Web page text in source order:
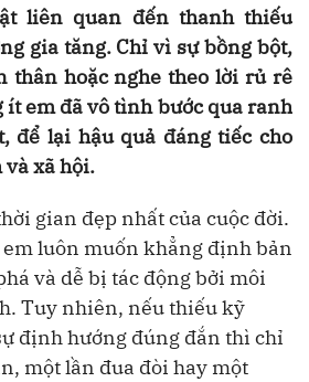
liên quan đến thanh thiếu
gia tăng. Chỉ vì sự bồng bột,
thân hoặc nghe theo lời rủ rê
ít em đã vô tình bước qua ranh
để lại hậu quả đáng tiếc cho
xã hội.
gian đẹp nhất của cuộc đời.
em luôn muốn khẳng định bản
và dễ bị tác động bởi môi
Tuy nhiên, nếu thiếu kỹ
định hướng đúng đắn thì chỉ
một lần đua đòi hay một